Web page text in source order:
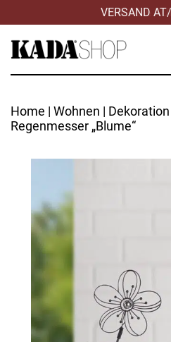
VERSAND
Home | Wohnen | Dekoration
Regenmesser „Blume“